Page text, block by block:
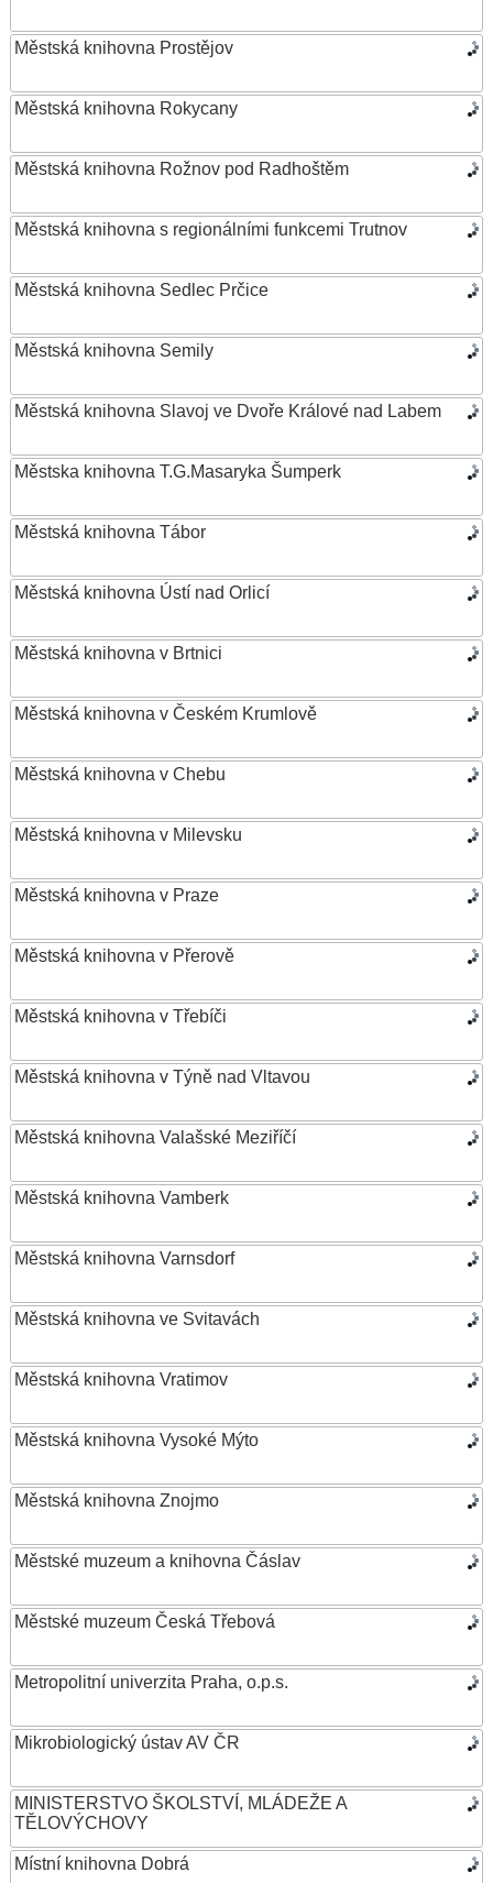
Městská knihovna Prostějov
Městská knihovna Rokycany
Městská knihovna Rožnov pod Radhoštěm
Městská knihovna s regionálními funkcemi Trutnov
Městská knihovna Sedlec Prčice
Městská knihovna Semily
Městská knihovna Slavoj ve Dvoře Králové nad Labem
Městska knihovna T.G.Masaryka Šumperk
Městská knihovna Tábor
Městská knihovna Ústí nad Orlicí
Městská knihovna v Brtnici
Městská knihovna v Českém Krumlově
Městská knihovna v Chebu
Městská knihovna v Milevsku
Městská knihovna v Praze
Městská knihovna v Přerově
Městská knihovna v Třebíči
Městská knihovna v Týně nad Vltavou
Městská knihovna Valašské Meziříčí
Městská knihovna Vamberk
Městská knihovna Varnsdorf
Městská knihovna ve Svitavách
Městská knihovna Vratimov
Městská knihovna Vysoké Mýto
Městská knihovna Znojmo
Městské muzeum a knihovna Čáslav
Městské muzeum Česká Třebová
Metropolitní univerzita Praha, o.p.s.
Mikrobiologický ústav AV ČR
MINISTERSTVO ŠKOLSTVÍ, MLÁDEŽE A
TĚLOVÝCHOVY
Místní knihovna Dobrá